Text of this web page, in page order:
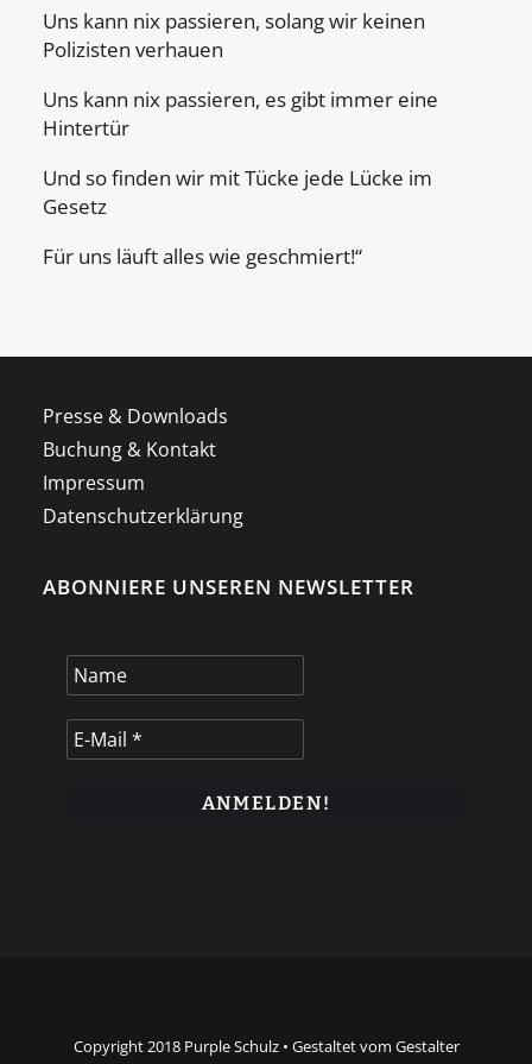
Uns kann nix passieren, solang wir keinen
Polizisten verhauen
Uns kann nix passieren, es gibt immer eine
Hintertür
Und so finden wir mit Tücke jede Lücke im
Gesetz
Für uns läuft alles wie geschmiert!“
Presse & Downloads
Buchung & Kontakt
Impressum
Datenschutzerklärung
ABONNIERE UNSEREN NEWSLETTER
Copyright 2018 Purple Schulz • Gestaltet vom Gestalter